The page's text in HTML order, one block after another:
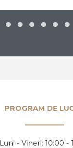
PROGRAM DE
Luni - Vineri: 10:00 -